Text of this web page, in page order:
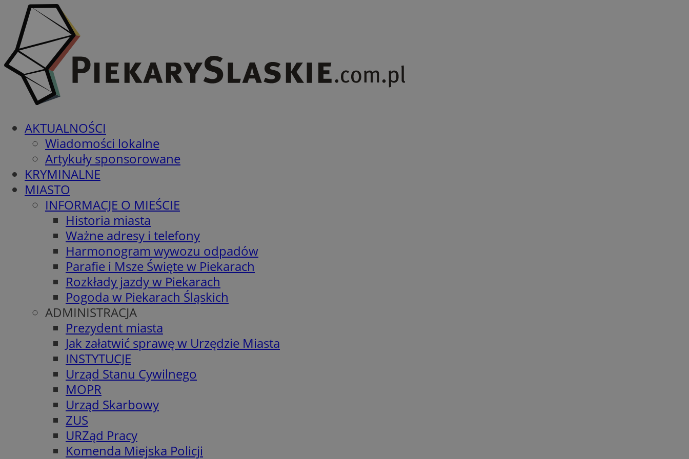
AKTUALNOŚCI
Wiadomości lokalne
Artykuły sponsorowane
KRYMINALNE
MIASTO
INFORMACJE O MIEŚCIE
Historia miasta
Ważne adresy i telefony
Harmonogram wywozu odpadów
Parafie i Msze Święte w Piekarach
Rozkłady jazdy w Piekarach
Pogoda w Piekarach Śląskich
ADMINISTRACJA
Prezydent miasta
Jak załatwić sprawę w Urzędzie Miasta
INSTYTUCJE
Urząd Stanu Cywilnego
MOPR
Urząd Skarbowy
ZUS
URZąd Pracy
Komenda Miejska Policji